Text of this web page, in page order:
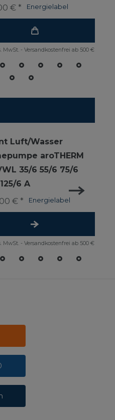
Energielabel
€ *
MwSt. - Versandkostenfrei ab 500 €
Luft/Wasser
aroTHERM
35/6 55/6 75/6
6 A
Energielabel
€ *
MwSt. - Versandkostenfrei ab 500 €